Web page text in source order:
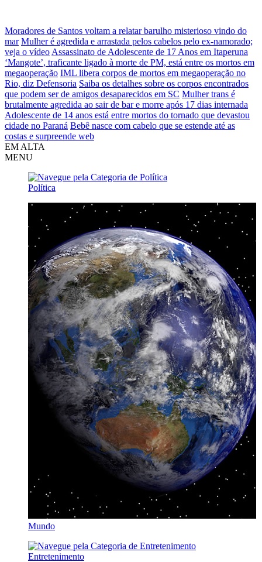
Moradores de Santos voltam a relatar barulho misterioso vindo do
mar Mulher é agredida e arrastada pelos cabelos pelo ex-namorado;
veja o vídeo Assassinato de Adolescente de 17 Anos em Itaperuna
‘Mangote’, traficante ligado à morte de PM, está entre os mortos em
megaoperação IML libera corpos de mortos em megaoperação no
Rio, diz Defensoria Saiba os detalhes sobre os corpos encontrados
que podem ser de amigos desaparecidos em SC Mulher trans é
brutalmente agredida ao sair de bar e morre após 17 dias internada
Adolescente de 14 anos está entre mortos do tornado que devastou
cidade no Paraná Bebê nasce com cabelo que se estende até as
costas e surpreende web
EM ALTA
MENU
Política
Mundo
Entretenimento